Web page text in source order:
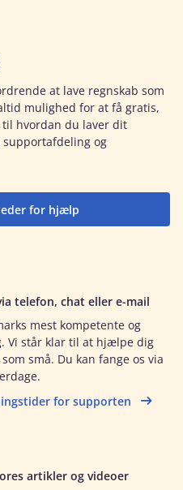
at lave regnskab som
mulighed for at få gratis,
hvordan du laver dit
supportafdeling og
for hjælp
telefon, chat eller e-mail
mest kompetente og
Vi står klar til at hjælpe dig
små. Du kan fange os via
for supporten
artikler og videoer